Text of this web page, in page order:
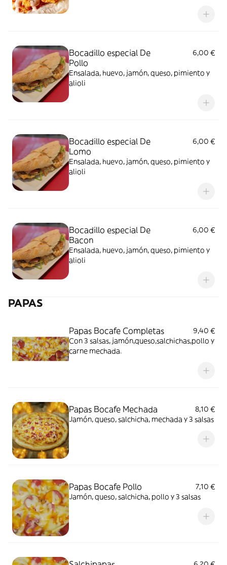
Bocadillo especial De
Pollo
6,00 €
Ensalada, huevo, jamón, queso, pimiento y
alioli
Bocadillo especial De
Lomo
6,00 €
Ensalada, huevo, jamón, queso, pimiento y
alioli
Bocadillo especial De
Bacon
6,00 €
Ensalada, huevo, jamón, queso, pimiento y
alioli
PAPAS
Papas Bocafe Completas
9,40 €
Con 3 salsas, jamón,queso,salchichas,pollo y
carne mechada.
Papas Bocafe Mechada
8,10 €
Jamón, queso, salchicha, mechada y 3 salsas
Papas Bocafe Pollo
7,10 €
Jamón, queso, salchicha, pollo y 3 salsas